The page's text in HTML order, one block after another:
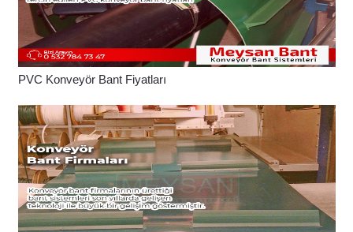
PVC Konveyör Bant Fiyatları